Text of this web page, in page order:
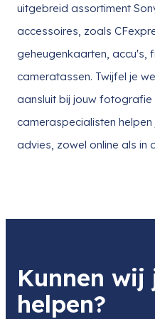
uitgebreid assortiment
accessoires, zoals
geheugenkaarten, accu's,
cameratassen. Twijfel je
aansluit bij jouw
cameraspecialisten
advies, zowel online als in
Kunnen wij
helpen?